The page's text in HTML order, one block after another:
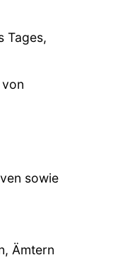
Tages,
sowie
Ämtern